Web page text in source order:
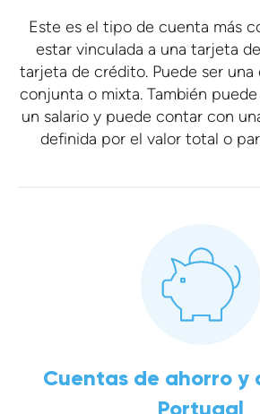
Este es el tipo de cuenta más
estar vinculada a una tarjeta
tarjeta de crédito. Puede ser una
conjunta o mixta. También
un salario y puede contar con
definida por el valor total o
Cuentas de ahorro y
Portugal